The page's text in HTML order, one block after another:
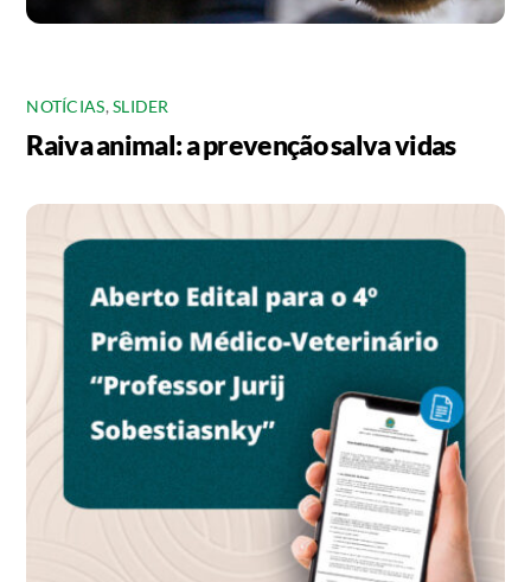
NOTÍCIAS,SLIDER
Raiva animal: a prevenção salva vidas